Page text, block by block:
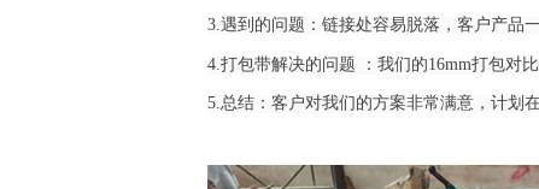
3.遇到的问题：链接处容易脱落，客户产品
4.打包带解决的问题 ：我们的16mm打包对
5.总结：客户对我们的方案非常满意，计划